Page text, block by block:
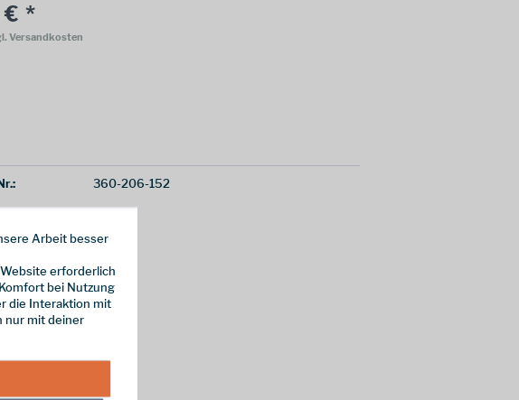
*
Versandkosten
360-206-152
Arbeit besser
erforderlich
bei Nutzung
die Interaktion mit
nur mit deiner